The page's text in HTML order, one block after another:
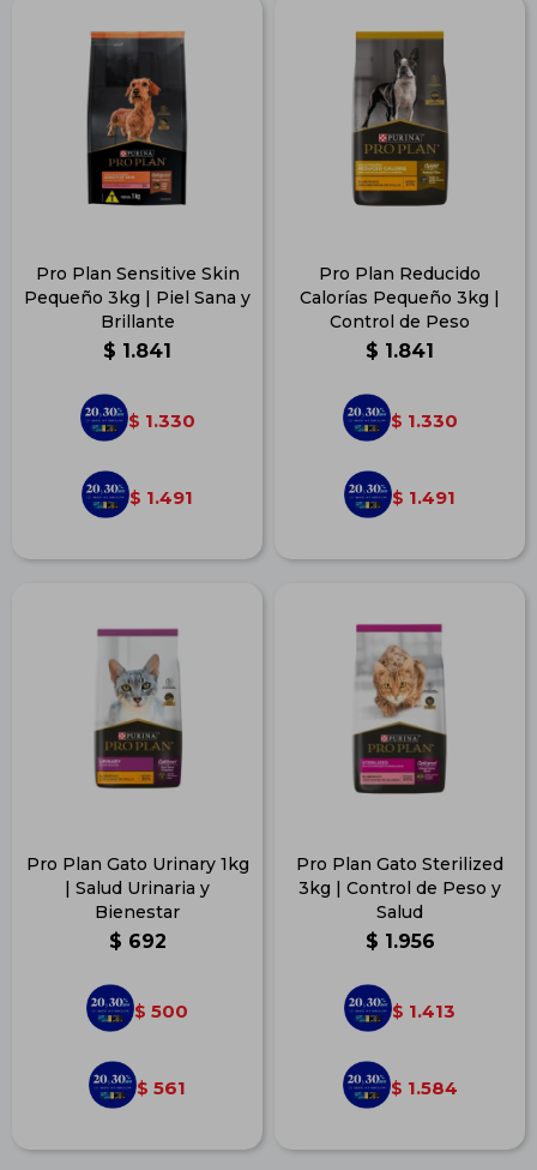
Pro Plan Sensitive Skin
Pequeño 3kg | Piel Sana y
Brillante
$ 1.841
$ 1.330
$ 1.491
Pro Plan Reducido
Calorías Pequeño 3kg |
Control de Peso
$ 1.841
$ 1.330
$ 1.491
Pro Plan Gato Urinary 1kg
| Salud Urinaria y
Bienestar
$ 692
$ 500
$ 561
Pro Plan Gato Sterilized
3kg | Control de Peso y
Salud
$ 1.956
$ 1.413
$ 1.584